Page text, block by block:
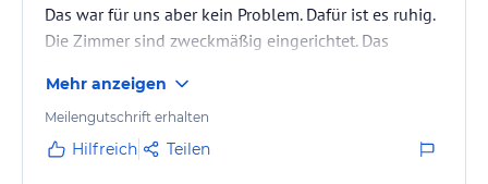
Das war für uns aber kein Problem. Dafür ist es ruhig.
Die Zimmer sind zweckmäßig eingerichtet. Das
angeboten wurde war klasse und vor Weihnachten
gab auch auch selbstgebackene Plätzen. Die Besitzer
sind sehr hilfbereit und flexibel. Am letzten Tag
Mehr anzeigen
Meilengutschrift erhalten
Hilfreich Teilen